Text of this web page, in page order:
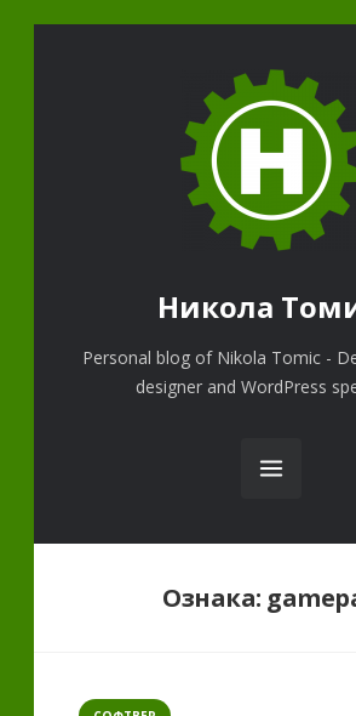
Никола
Personal blog of Nikola Tomic -
designer and WordPress
Ознака:
Categories